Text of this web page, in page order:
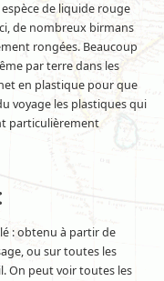
de liquide rouge
de nombreux birmans
rongées. Beaucoup
par terre dans les
en plastique pour que
voyage les plastiques qui
particulièrement
: obtenu à partir de
ou sur toutes les
On peut voir toutes les